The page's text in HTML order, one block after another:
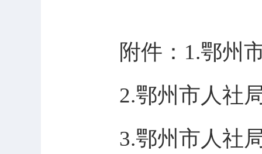
附件：1.鄂州市
2.鄂州市人社局
3.鄂州市人社局